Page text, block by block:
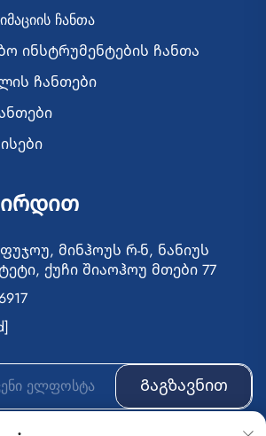
ჩანთა
ინსტრუმენტების ჩანთა
ჩანთები
მინჰოუს რ-ნ, ნანიუს
ქუჩი შიაოჰოუ მთები 77
Გაგზავნით